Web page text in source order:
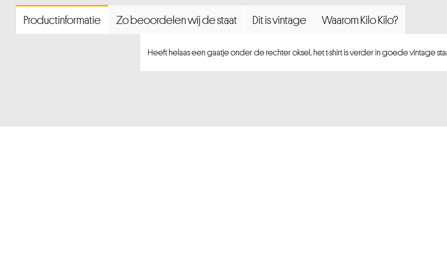
Productinformatie Zo beoordelen wij de staat Dit is vintage Waarom Kilo Kilo?
Heeft helaas een gaatje onder de rechter oksel, het t-shirt is verder in goede vintage